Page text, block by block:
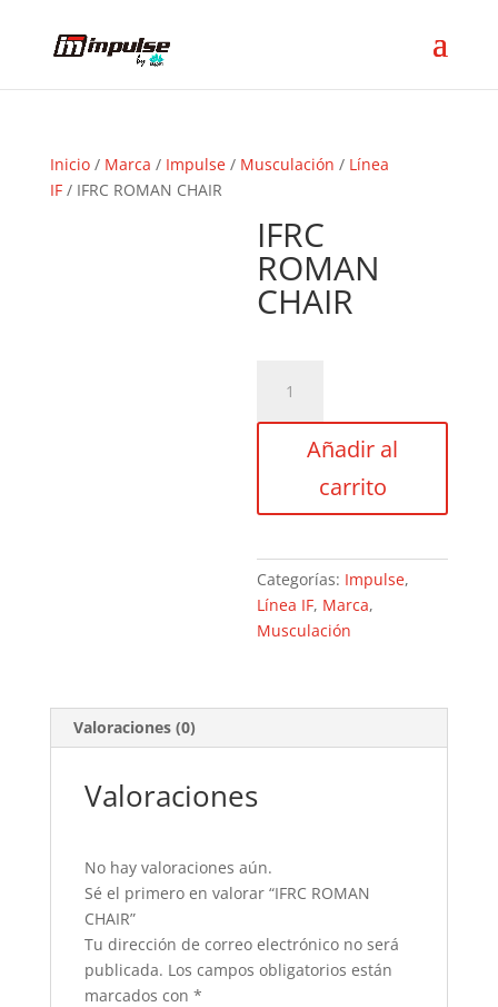
Inicio/ Marca / Impulse/ Musculación / Línea
IF/ IFRC ROMAN CHAIR
IFRC
ROMAN
CHAIR
ROMAN
CHAIR
cantidadAñadir al
carrito
Categorías: Impulse,
Línea IF, Marca,
Musculación
Valoraciones (0)
Valoraciones
No hay valoraciones aún.
Sé el primero en valorar “IFRC ROMAN
CHAIR”
Tu dirección de correo electrónico no será
publicada. Los campos obligatorios están
marcados con *